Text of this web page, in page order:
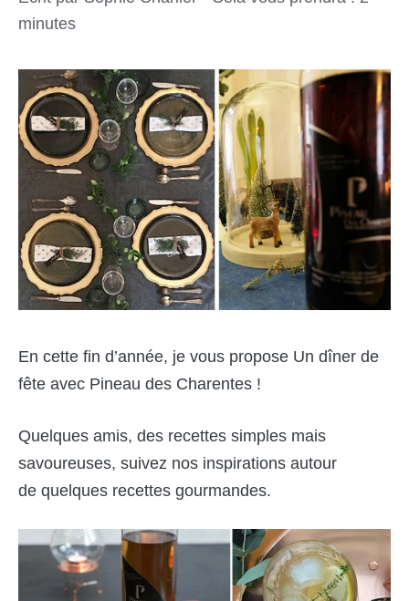
minutes
En cette fin d’année, je vous propose Un dîner de
fête avec Pineau des Charentes !
Quelques amis, des recettes simples mais
savoureuses, suivez nos inspirations autour
de quelques recettes gourmandes.